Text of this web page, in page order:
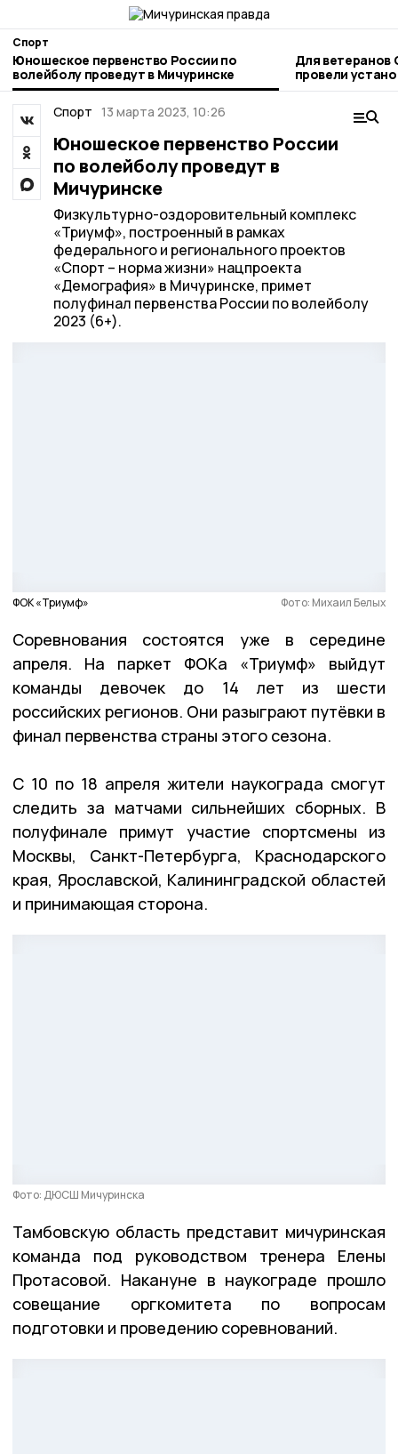
Спорт
Юношеское первенство России по
волейболу проведут в Мичуринске
Для ветеранов
провели
следж-хоккею
Спорт 13 марта 2023, 10:26
Юношеское первенство России
по волейболу проведут в
Мичуринске
Физкультурно-оздоровительный комплекс
«Триумф», построенный в рамках
федерального и регионального проектов
«Спорт – норма жизни» нацпроекта
«Демография» в Мичуринске, примет
полуфинал первенства России по волейболу
2023 (6+).
ФОК «Триумф» Фото: Михаил Белых
Соревнования состоятся уже в середине
апреля. На паркет ФОКа «Триумф» выйдут
команды девочек до 14 лет из шести
российских регионов. Они разыграют путёвки в
финал первенства страны этого сезона.
С 10 по 18 апреля жители наукограда смогут
следить за матчами сильнейших сборных. В
полуфинале примут участие спортсмены из
Москвы, Санкт-Петербурга, Краснодарского
края, Ярославской, Калининградской областей
и принимающая сторона.
Фото: ДЮСШ Мичуринска
Тамбовскую область представит мичуринская
команда под руководством тренера Елены
Протасовой. Накануне в наукограде прошло
совещание оргкомитета по вопросам
подготовки и проведению соревнований.